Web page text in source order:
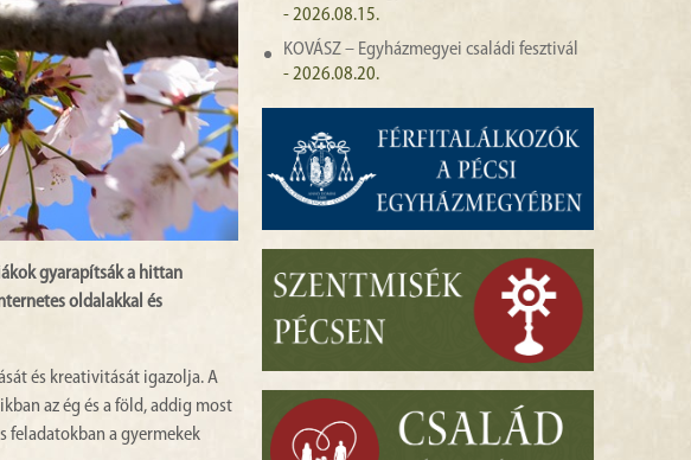
gyarapítsák a hittan
oldalakkal és
és kreativitását igazolja. A
az ég és a föld, addig most
feladatokban a gyermekek
- 2026.08.15.
KOVÁSZ – Egyházmegyei családi fesztivál
- 2026.08.20.